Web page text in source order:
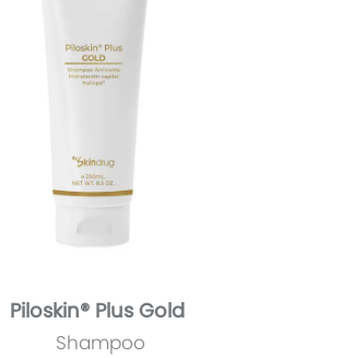
Piloskin® Plus Gold
Shampoo